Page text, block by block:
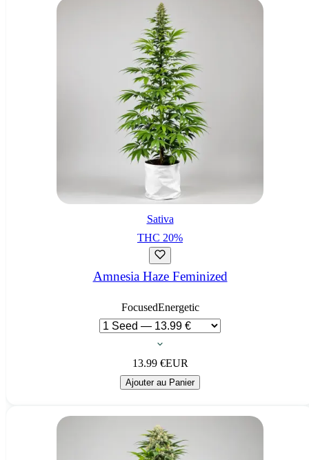
Sativa
THC 20%
Amnesia Haze Feminized
FocusedEnergetic
13.99€EUR
Ajouter au Panier